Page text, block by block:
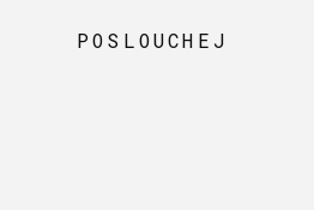
POSLOUCHEJ